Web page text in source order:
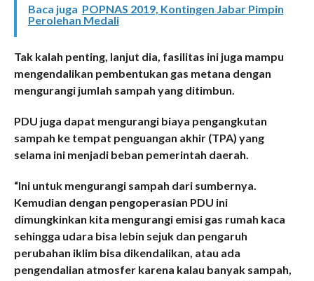
Baca juga POPNAS 2019, Kontingen Jabar Pimpin
Perolehan Medali
Tak kalah penting, lanjut dia, fasilitas ini juga mampu
mengendalikan pembentukan gas metana dengan
mengurangi jumlah sampah yang ditimbun.
PDU juga dapat mengurangi biaya pengangkutan
sampah ke tempat penguangan akhir (TPA) yang
selama ini menjadi beban pemerintah daerah.
“Ini untuk mengurangi sampah dari sumbernya.
Kemudian dengan pengoperasian PDU ini
dimungkinkan kita mengurangi emisi gas rumah kaca
sehingga udara bisa lebin sejuk dan pengaruh
perubahan iklim bisa dikendalikan, atau ada
pengendalian atmosfer karena kalau banyak sampah,